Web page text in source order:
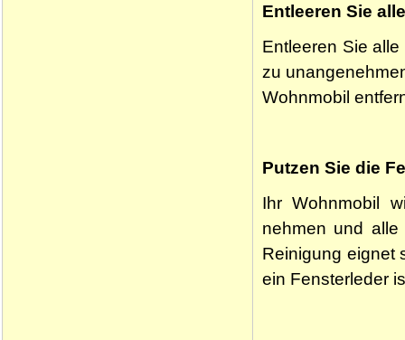
Entleeren Sie
Entleeren Sie
zu
Wohnmobil
Putzen Sie die
Ihr Wohnmobil
nehmen und
Reinigung eignet
ein Fensterleder